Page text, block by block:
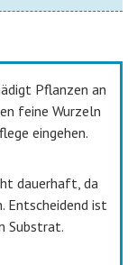
Pflanzen an
feine Wurzeln
eingehen.
dauerhaft, da
Entscheidend ist
Substrat.